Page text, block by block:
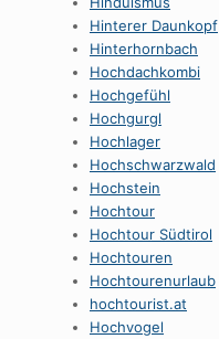
Hinterer Daunkopf
Hinterhornbach
Hochdachkombi
Hochgefühl
Hochgurgl
Hochlager
Hochschwarzwald
Hochstein
Hochtour
Hochtour Südtirol
Hochtouren
Hochtourenurlaub
hochtourist.at
Hochvogel